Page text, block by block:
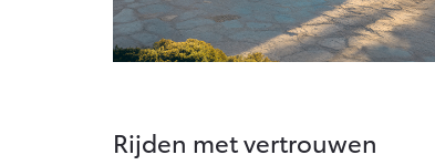
Rijden met vertrouwen